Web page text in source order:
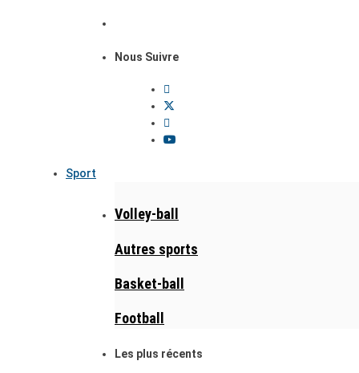
Nous Suivre
Sport
Volley-ball
Autres sports
Basket-ball
Football
Les plus récents